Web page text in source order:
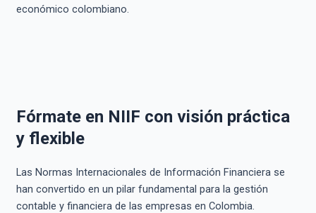
económico colombiano.
Fórmate en NIIF con visión práctica
y flexible
Las Normas Internacionales de Información Financiera se
han convertido en un pilar fundamental para la gestión
contable y financiera de las empresas en Colombia.